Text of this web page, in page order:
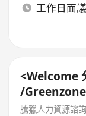
工作日面議
<Welcome
/
General
騰獵人力資源諮